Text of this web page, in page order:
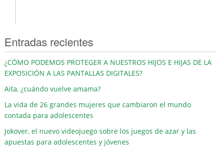
Entradas recientes
¿CÓMO PODEMOS PROTEGER A NUESTROS HIJOS E HIJAS DE LA
EXPOSICIÓN A LAS PANTALLAS DIGITALES?
Aita, ¿cuándo vuelve amama?
La vida de 26 grandes mujeres que cambiaron el mundo
contada para adolescentes
Jokover, el nuevo videojuego sobre los juegos de azar y las
apuestas para adolescentes y jóvenes